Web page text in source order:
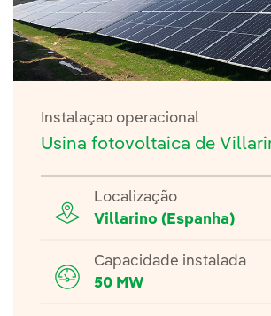
Instalaçao operacional
Usina fotovoltaica de
Localização
Villarino (Espanha)
Capacidade instalada
50 MW